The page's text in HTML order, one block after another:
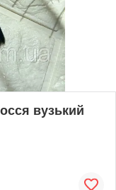
вузький